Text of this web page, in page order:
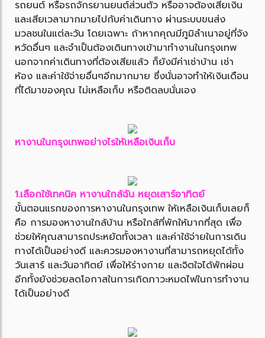
รถยนต์ หรือรถจักรยานยนต์ส่วนตัว หรืออาจต้องเสียเงิน
และเสียเวลามากมายไปกับค่าเดินทาง ผ่านระบบขนส่ง
มวลชนในแต่ละวัน โดยเฉพาะ ถ้าหากคุณมีภูมิลำเนาอยู่ที่จัง
หวัดอื่นๆ และจำเป็นต้องเดินทางเข้ามาทำงานในกรุงเทพ
นอกจากค่าเดินทางที่ต้องเสียแล้ว ก็ยังมีค่าเช่าบ้าน เช่า
ห้อง และค่าใช้จ่ายอื่นๆอีกมากมาย ซึ่งนั่นอาจทำให้เงินเดือน
ที่ได้มาของคุณ ไม่เหลือเก็บ หรือติดลบนั่นเอง
หางานในกรุงเทพอย่างไรให้เหลือเงินเก็บ
1.เลือกใช้เทคนิค หางานใกล้ฉัน หยุดเสาร์อาทิตย์
ขั้นตอนแรกของการหางานในกรุงเทพ ให้เหลือเงินเก็บเลยก็
คือ การมองหางานใกล้บ้าน หรือใกล้ที่พักให้มากที่สุด เพื่อ
ช่วยให้คุณสามารถประหยัดทั้งเวลา และค่าใช้จ่ายในการเดิน
ทางได้เป็นอย่างดี และควรมองหางานที่สามารถหยุดได้ทั้ง
วันเสาร์ และวันอาทิตย์ เพื่อให้ร่างกาย และจิตใจได้พักผ่อน
อีกทั้งยังช่วยลดโอกาสในการเกิดภาวะหมดไฟในการทำงาน
ได้เป็นอย่างดี